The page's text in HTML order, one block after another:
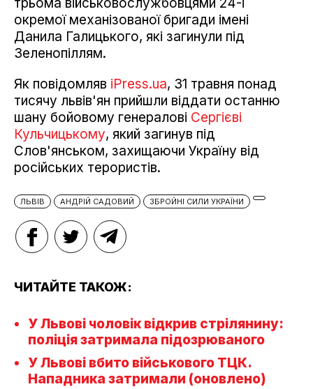
окремої механізованої бригади імені
Данила Галицького, які загинули під
Зеленопіллям.
Як повідомляв iPress.ua, 31 травня понад
тисячу львів'ян прийшли віддати останню
шану бойовому генералові Сергієві
Кульчицькому, який загинув під
Слов'янськом, захищаючи Україну від
російських терористів.
ЛЬВІВ АНДРІЙ САДОВИЙ ЗБРОЙНІ СИЛИ УКРАЇНИ
ЧИТАЙТЕ ТАКОЖ:
У Львові чоловік відкрив стрілянину:
поліція затримала підозрюваного
У Львові вбито військового ТЦК.
Нападника затримали (оновлено)